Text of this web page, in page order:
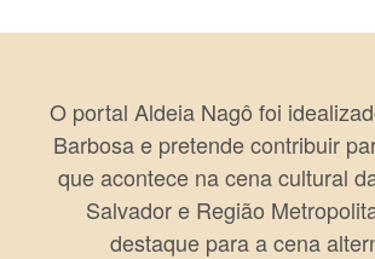
O portal Aldeia Nagô foi
Barbosa e pretende contribuir
que acontece na cena cultural
Salvador e Região
destaque para a cena